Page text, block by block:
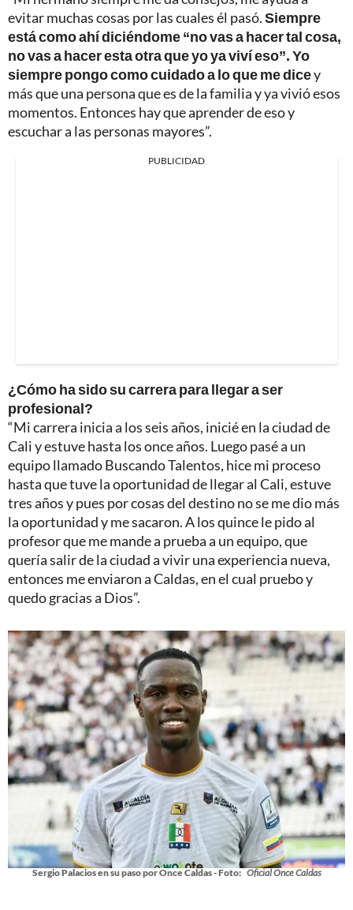
evitar muchas cosas por las cuales él pasó.Siempre
está como ahí diciéndome “no vas a hacer tal cosa,
no vas a hacer esta otra que yo ya viví eso”. Yo
siempre pongo como cuidado a lo que me dicey
más que una persona que es de la familia y ya vivió esos
momentos. Entonces hay que aprender de eso y
escuchar a las personas mayores”.
PUBLICIDAD
¿Cómo ha sido su carrera para llegar a ser
profesional?
“Mi carrera inicia a los seis años, inicié en la ciudad de
Cali y estuve hasta los once años. Luego pasé a un
equipo llamado Buscando Talentos, hice mi proceso
hasta que tuve la oportunidad de llegar al Cali, estuve
tres años y pues por cosas del destino no se me dio más
la oportunidad y me sacaron. A los quince le pido al
profesor que me mande a prueba a un equipo, que
quería salir de la ciudad a vivir una experiencia nueva,
entonces me enviaron a Caldas, en el cual pruebo y
quedo gracias a Dios”.
Sergio Palacios en su paso por Once Caldas - Foto: Oficial Once Caldas